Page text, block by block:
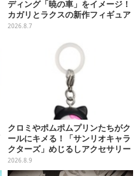
ディング「暁の車」をイメージ！
カガリとラクスの新作フィギュア
がプライズに
2026.8.7
クロミやポムポムプリンたちがク
ールにキメる！「サンリオキャラ
クターズ」めじるしアクセサリー
がガシャポン展開
2026.8.9